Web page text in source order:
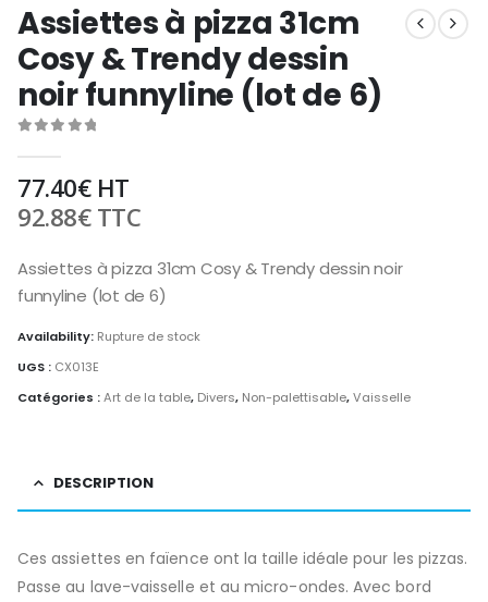
Assiettes à pizza 31cm
Cosy & Trendy dessin
noir funnyline (lot de 6)
77.40€HT
92.88€TTC
Assiettes à pizza 31cm Cosy & Trendy dessin noir
funnyline (lot de 6)
Availability: Rupture de stock
UGS : CX013E
Catégories :Art de la table, Divers, Non-palettisable,Vaisselle
DESCRIPTION
Ces assiettes en faïence ont la taille idéale pour les pizzas.
Passe au lave-vaisselle et au micro-ondes. Avec bord